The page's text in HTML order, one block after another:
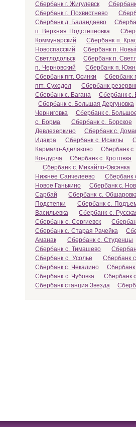
Сбербанк г. Жигулевск
Сбербанк г. Похвистнево
Сбербанк д. Баландаево
п. Верхняя Подстепновка
Коммунарский
Сбербанк п.
Новоспасский
Сбербанк п.
Светлодольск
Сбербанк п.
п. Черновский
Сбербанк п.
Сбербанк пгт. Осинки
Сбербанк
пгт. Суходол
Сбербанк
Сбербанк с. Багана
Сбербанк с.
Сбербанк с. Большая Дергуновка
Черниговка
Сбербанк с.
с. Борма
Сбербанк с. Борское
Девлезеркино
Сбербанк с.
Идакра
Сбербанк с. Исаклы
Кармало-Аделяково
Сбербанк
Кондурча
Сбербанк с. Кротовка
Сбербанк с. Михайло-Овсянка
Нижнее Санчелеево
Сбербанк
Новое Ганькино
Сбербанк с.
Сарбай
Сбербанк с.
Подстепки
Сбербанк с.
Васильевка
Сбербанк с.
Сбербанк с. Сергиевск
Сбербанк с. Старая Рачейка
Аманак
Сбербанк с. Студенцы
Сбербанк с. Тимашево
Сбербанк с. Усолье
Сбербанк
Сбербанк с. Чекалино
Сбербанк с. Чубовка
Сбербанк
Сбербанк станция Звезда